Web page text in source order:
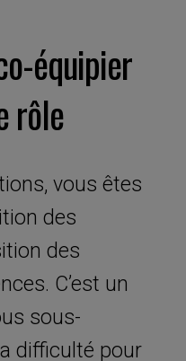
équipier
rôle
vous êtes
des
des
C’est un
sous-
difficulté pour